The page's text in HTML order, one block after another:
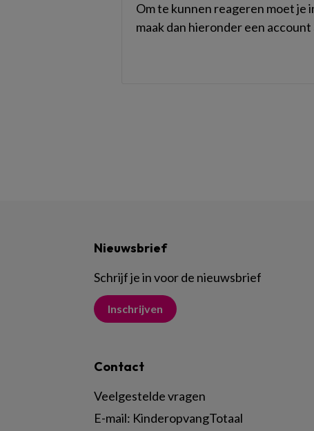
Om te kunnen reageren moet je
maak dan hieronder een account
Nieuwsbrief
Schrijf je in voor de nieuwsbrief
Inschrijven
Contact
Veelgestelde vragen
E-mail: KinderopvangTotaal